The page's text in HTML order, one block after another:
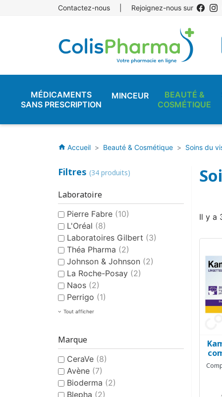
Contactez-nous Rejoignez-nous sur
MÉDICAMENTS
SANS PRESCRIPTION
MINCEUR
BEAUTÉ &
COSMÉTIQUE
home Accueil Beauté & Cosmétique Soins du
Filtres (34 produits)
Laboratoire
Pierre Fabre (10)
L'Oréal (8)
Laboratoires Gilbert (3)
Théa Pharma (2)
Johnson & Johnson (2)
La Roche-Posay (2)
Naos (2)
Perrigo (1)
Tout afficher
Marque
CeraVe (8)
Avène (7)
Bioderma (2)
Blepha (2)
Il y a